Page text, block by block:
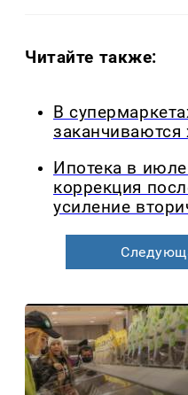
Читайте также:
В
заканчиваются
Ипотека в
коррекция
усиление